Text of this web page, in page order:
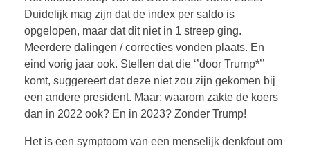
Duidelijk mag zijn dat de index per saldo is
opgelopen, maar dat dit niet in 1 streep ging.
Meerdere dalingen / correcties vonden plaats. En
eind vorig jaar ook. Stellen dat die ‘’door Trump*’’
komt, suggereert dat deze niet zou zijn gekomen bij
een andere president. Maar: waarom zakte de koers
dan in 2022 ook? En in 2023? Zonder Trump!
Het is een symptoom van een menselijk denkfout om